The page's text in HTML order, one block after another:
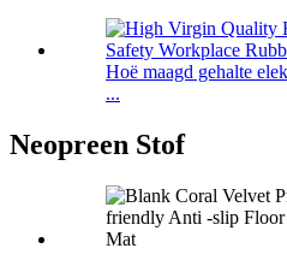
Hoë maagd gehalte
...
Neopreen Stof